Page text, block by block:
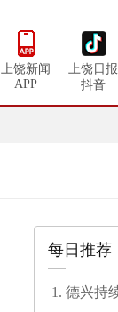
上饶新闻
APP
上饶日报
抖音
每日推荐
德兴持